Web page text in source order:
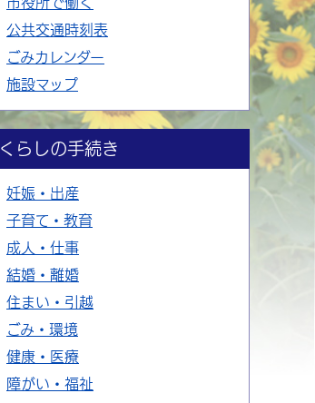
公共交通時刻表
ごみカレンダー
施設マップ
くらしの手続き
妊娠・出産
子育て・教育
成人・仕事
結婚・離婚
住まい・引越
ごみ・環境
健康・医療
障がい・福祉